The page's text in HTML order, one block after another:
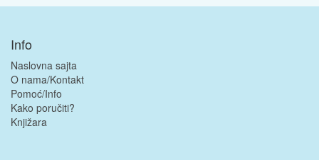
Info
Naslovna sajta
O nama/Kontakt
Pomoć/Info
Kako poručiti?
Knjižara